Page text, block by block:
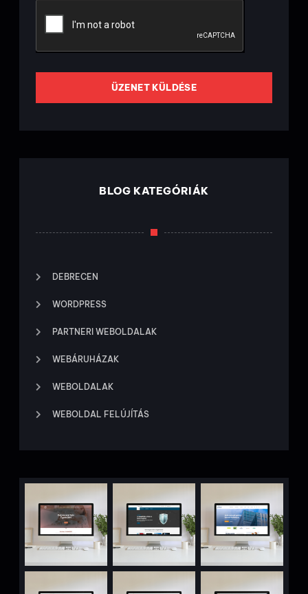
ÜZENET KÜLDÉSE
BLOG KATEGÓRIÁK
DEBRECEN
WORDPRESS
PARTNERI WEBOLDALAK
WEBÁRUHÁZAK
WEBOLDALAK
WEBOLDAL FELÚJÍTÁS